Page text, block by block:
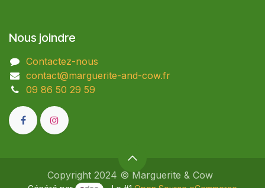
Nous joindre
Contactez-nous
contact@marguerite-and-cow.fr
09 86 50 29 59​
Copyright 2024 © Marguerite & Cow